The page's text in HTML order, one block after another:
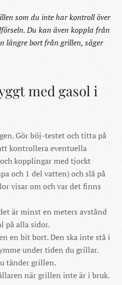
som du inte har kontroll över
Du kan även koppla från
längre bort från grillen, säger
med gasol i
Gör böj-testet och titta på
kontrollera eventuella
kopplingar med tjockt
och 1 del vatten) och slå på
visar om och var det finns
är minst en meters avstånd
på alla sidor.
en bit bort. Den ska inte stå i
under tiden du grillar.
tänder grillen.
när grillen inte är i bruk.